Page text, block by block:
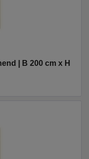
| B 200 cm x H